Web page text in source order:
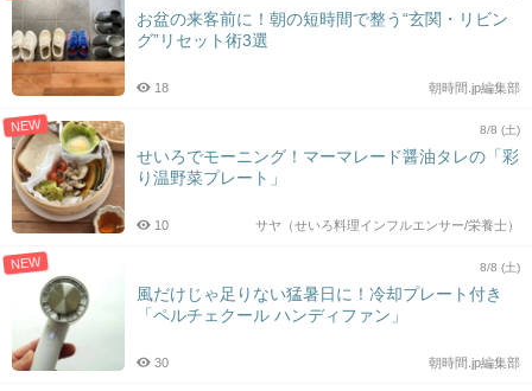
お盆の来客前に！朝の短時間で整う“玄関・リビン
グ”リセット術3選
朝時間.jp編集部
18
NEW 8/8 (土)
せいろでモーニング！マーマレード醤油タレの「彩
り温野菜プレート」
サヤ（せいろ料理インフルエンサー/栄養士）
10
NEW 8/8 (土)
風だけじゃ足りない猛暑日に！冷却プレート付き
「ペルチェクール ハンディファン」
朝時間.jp編集部
30